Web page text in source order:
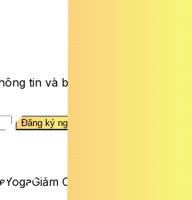
tin và bài viết sức khỏe
Đăng ký ngay
YogaGiảm Cân